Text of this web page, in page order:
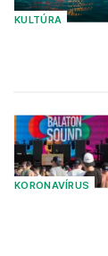
KULTÚRA
KORONAVÍRUS